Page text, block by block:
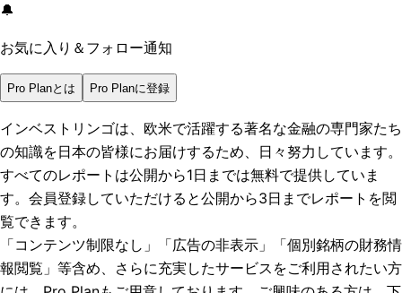
🔔
お気に入り＆フォロー通知
Pro Planとは Pro Planに登録
インベストリンゴは、欧米で活躍する著名な金融の専門家たち
の知識を日本の皆様にお届けするため、日々努力しています。
すべてのレポートは公開から1日までは無料で提供していま
す。会員登録していただけると公開から3日までレポートを閲
覧できます。
「コンテンツ制限なし」「広告の非表示」「個別銘柄の財務情
報閲覧」 等含め、さらに充実したサービスをご利用されたい方